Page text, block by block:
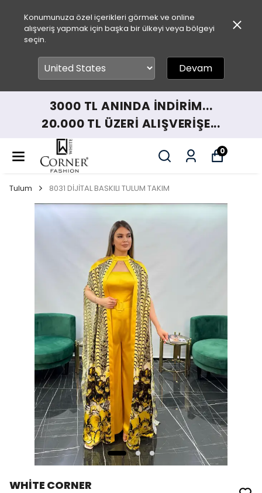
Konumunuza özel içerikleri görmek ve online
alışveriş yapmak için başka bir ülkeyi veya bölgeyi
seçin.
Devam
3000 TL ANINDA İNDİRİM...
20.000 TL ÜZERİ ALIŞVERİŞE...
0
Tulum 8031 DİJİTAL BASKILI TULUM TAKIM
WHİTE CORNER